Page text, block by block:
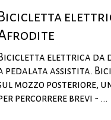
Bicicletta elettrica da
pedalata assistita.
mozzo posteriore,
percorrere brevi - ...